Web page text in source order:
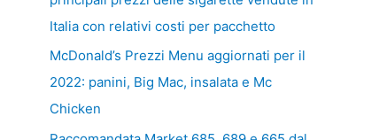
Italia con relativi costi per pacchetto
McDonald’s Prezzi Menu aggiornati per il
2022: panini, Big Mac, insalata e Mc
Chicken